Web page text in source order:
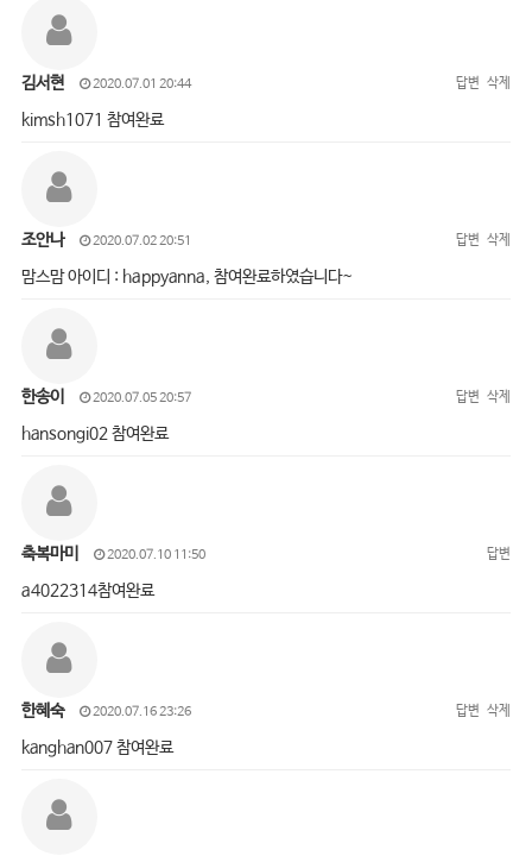
김서현 2020.07.01 20:44 답변 삭제
kimsh1071 참여완료
조안나 2020.07.02 20:51 답변 삭제
맘스맘 아이디 : happyanna, 참여완료하였습니다~
한송이 2020.07.05 20:57 답변 삭제
hansongi02 참여완료
축복마미 2020.07.10 11:50 답변
a4022314참여완료
한혜숙 2020.07.16 23:26 답변 삭제
kanghan007 참여완료